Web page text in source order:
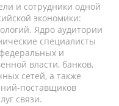
и сотрудники одной
экономики:
Ядро аудитории
специалисты
и
власти, банков,
сетей, а также
поставщиков
связи.